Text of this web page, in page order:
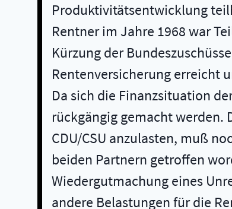
Produktivitätsentwicklung
Rentner im Jahre 1968 war
Kürzung der
Rentenversicherung erreicht
Da sich die Finanzsituation
rückgängig gemacht werden.
CDU/CSU anzulasten, muß
beiden Partnern getroffen
Wiedergutmachung eines
andere Belastungen für die